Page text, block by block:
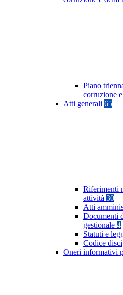
Piano
corruzione
Atti generali 65
Riferimenti
attività 30
Atti
Documenti
gestionale 4
Statuti e
Codice
Oneri informativi